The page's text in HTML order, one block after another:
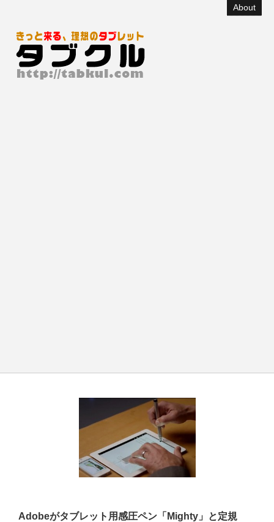
About
Adobeがタブレット用感圧ペン「Mighty」と定規